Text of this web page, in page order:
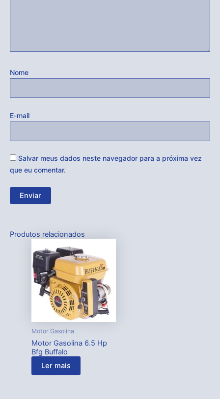
Nome
E-mail
Salvar meus dados neste navegador para a próxima vez
que eu comentar.
Produtos relacionados
Motor Gasolina
Motor Gasolina 6.5 Hp
Bfg Buffalo
Ler mais